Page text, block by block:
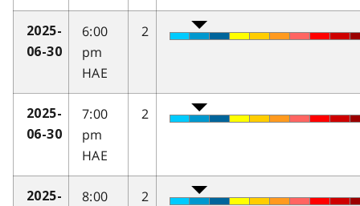
2025-
06-30
6:00
pm
HAE
2
2025-
06-30
7:00
pm
HAE
2
2025-
8:00
2